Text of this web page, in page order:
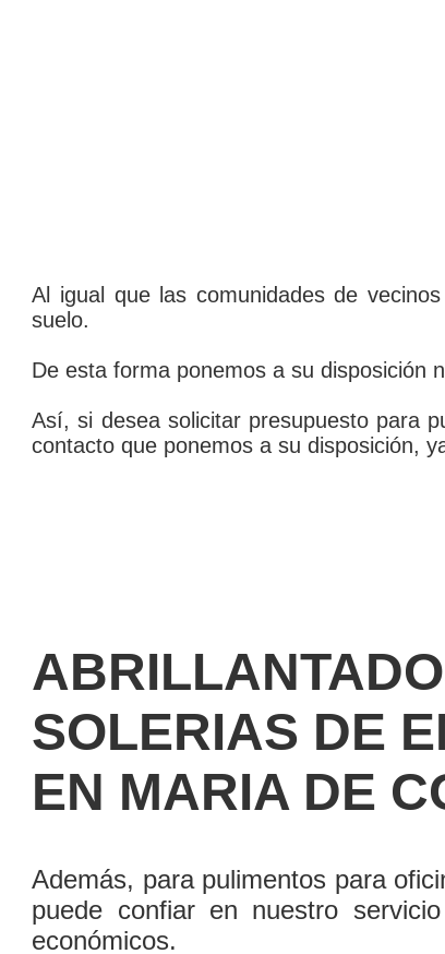
Al igual que las comunidades de
suelo.
De esta forma ponemos a su disposición
Así­, si desea solicitar presupuesto para
contacto que ponemos a su disposición,
SOLERIAS DE
EN MARIA DE
Además, para pulimentos para
puede confiar en nuestro
económicos.